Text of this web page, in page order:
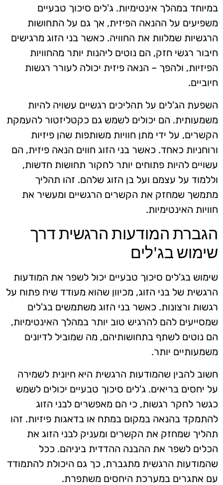
במיוחד במהלך אינטימיות. ג'לים סיכוך טבעיים
משפיעים על ההנאה הפיזית, אך גם על התחושות
הרגשיות שמלוות את החוויה. כאשר בני הזוג מרגישים
חיבור רגשי חזק, הם נוטים ליהנות יותר מהחוויות
הפיזיות, ולהפך – הנאה פיזית יכולה לעורר רגשות
חיוביים.
השפעת הג'לים על תהליכים רגשיים עשויה להיות
משמעותית. הם יכולים לשמש גם כקטליזטור להעמקת
הקשרים, על ידי מתן חוויות משותפות שהן פיזיות
ורוחניות כאחד. כאשר בני הזוג חווים הנאה פיזית, הם
עשויים להיות פתוחים יותר לחקור תחושות חדשות,
וללמוד על עצמם ועל בן הזוג שלהם. זהו תהליך
מתמשך שמחזק את הקשרים הרגשיים ומעשיר את
חוויות האינטימיות.
הגברת המודעות הרגשית דרך
שימוש בג'לים
שימוש בג'לים סיכוך טבעיים יכול לשפר את המודעות
הרגשית של בני הזוג, מכיוון שהוא מעודד שיח פתוח על
רגשות ורצונות. כאשר בני הזוג משתמשים בג'לים
שמסייעים להם להרגיש טוב יותר במהלך האינטימיות,
הם נוטים לשתף בתחושותיהם, מה שמוביל לדיונים
משמעותיים יותר.
חשוב להבין שהמודעות הרגשית היא חיונית לשמירה
על יחסים בריאים. ג'לים סיכוך טבעיים יכולים לשמש
כגשר לחקר רגשות, כי הם מאפשרים לבני הזוג
להתמקד בהנאה במקום במתח או בדאגות פיזיות. זהו
תהליך שמחזק את הקשרים ומעניק לבני הזוג את
הכלים לשפר את ההבנה ההדדית ביניהם. ככל
שהמודעות הרגשית מתגברת, כך גם היכולת להתמודד
עם אתגרים במערכת היחסים משתפרת.